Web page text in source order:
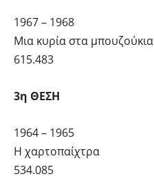
1967 – 1968
Μια κυρία στα μπουζούκια
615.483
3η ΘΕΣΗ
1964 – 1965
Η χαρτοπαίχτρα
534.085